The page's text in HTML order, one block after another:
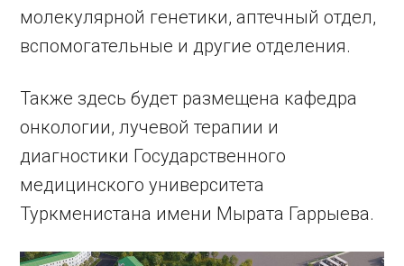
молекулярной генетики, аптечный отдел,
вспомогательные и другие отделения.
Также здесь будет размещена кафедра
онкологии, лучевой терапии и
диагностики Государственного
медицинского университета
Туркменистана имени Мырата Гаррыева.